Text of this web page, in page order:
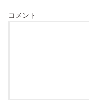
コメント